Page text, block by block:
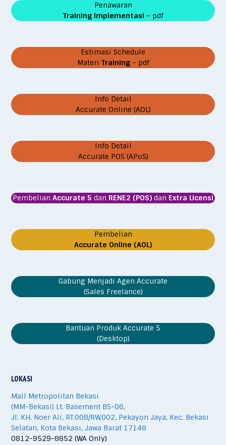
Penawaran
Training Implementasi – pdf
Estimasi Schedule
Materi Training – pdf
Info Detail
Accurate Online (AOL)
Info Detail
Accurate POS (APoS)
Pembelian Accurate 5 dan RENE2 (POS) dan Extra Licensi
Pembelian
Accurate Online (AOL)
Gabung Menjadi Agen Accurate
(Sales Freelance)
Bantuan Produk Accurate 5
(Desktop)
LOKASI
Mall Metropolitan Bekasi
(MM-Bekasi) Lt. Basement BS-06,
Jl. KH. Noer Ali, RT.008/RW.002, Pekayon Jaya, Kec. Bekasi
Selatan, Kota Bekasi, Jawa Barat 17148
0812-9529-8852 (WA Only)